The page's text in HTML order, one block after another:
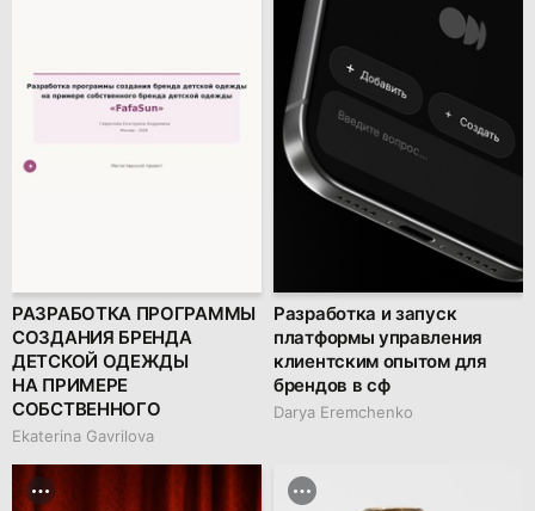
РАЗРАБОТКА ПРОГРАММЫ
СОЗДАНИЯ БРЕНДА
ДЕТСКОЙ ОДЕЖДЫ
НА ПРИМЕРЕ
СОБСТВЕННОГО
Ekaterina Gavrilova
Разработка и запуск
платформы управления
клиентским опытом для
брендов в сф
Darya Eremchenko